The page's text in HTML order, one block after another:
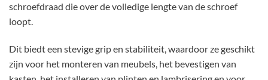
schroefdraad die over de volledige lengte van de schroef
loopt.
Dit biedt een stevige grip en stabiliteit, waardoor ze geschikt
zijn voor het monteren van meubels, het bevestigen van